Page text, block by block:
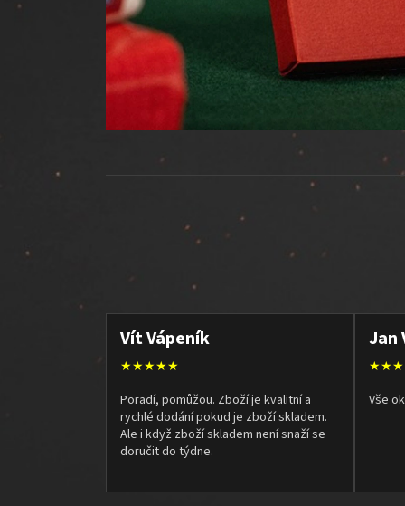
Vít Vápeník
★★★★★
Poradí, pomůžou. Zboží je kvalitní a
rychlé dodání pokud je zboží skladem.
Ale i když zboží skladem není snaží se
doručit do týdne.
Jan
Vše